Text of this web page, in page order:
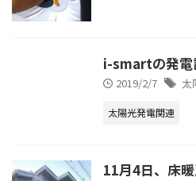
i-smartの発電
2019/2/7 太
太陽光発電関連
11月4日、床